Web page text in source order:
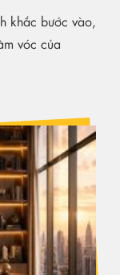
khắc bước vào,
vóc của